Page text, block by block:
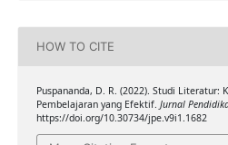
HOW TO CITE
Puspananda, D. R. (2022). Studi Literatur:
Pembelajaran yang Efektif. Jurnal
https://doi.org/10.30734/jpe.v9i1.1682